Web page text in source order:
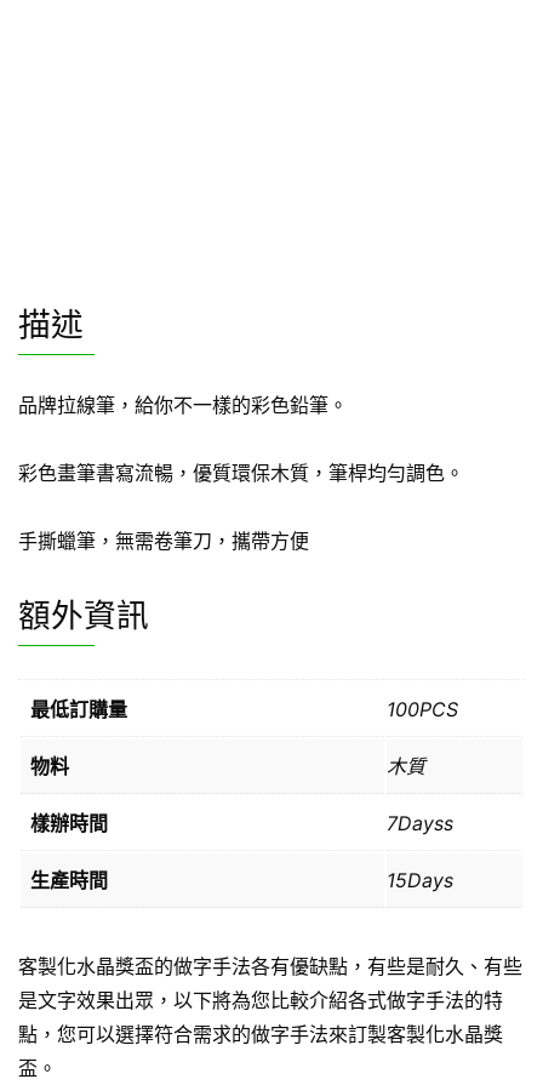
描述
品牌拉線筆，給你不一樣的彩色鉛筆。
彩色畫筆書寫流暢，優質環保木質，筆桿均勻調色。
手撕蠟筆，無需卷筆刀，攜帶方便
額外資訊
最低訂購量 100PCS
物料 木質
樣辦時間 7Dayss
生產時間 15Days
客製化水晶獎盃的做字手法各有優缺點，有些是耐久、有些
是文字效果出眾，以下將為您比較介紹各式做字手法的特
點，您可以選擇符合需求的做字手法來訂製客製化水晶獎
盃。